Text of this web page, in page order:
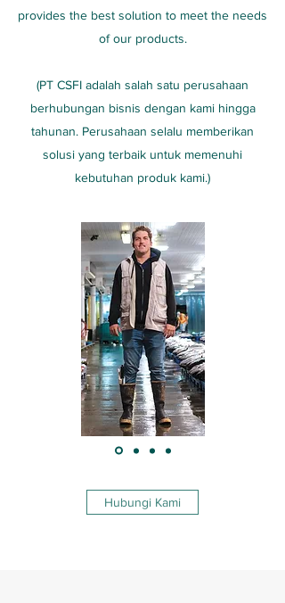
Hubungi Kami
provides the best solution to meet the needs
of our products.
(PT CSFI adalah salah satu perusahaan
berhubungan bisnis dengan kami hingga
tahunan. Perusahaan selalu memberikan
solusi yang terbaik untuk memenuhi
kebutuhan produk kami.)